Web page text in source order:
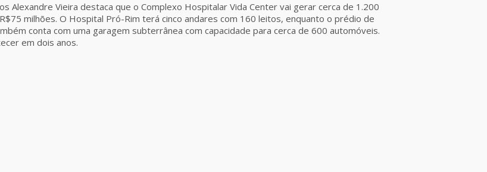
Alexandre Vieira destaca que o Complexo Hospitalar Vida Center vai gerar cerca de 1.200
milhões. O Hospital Pró-Rim terá cinco andares com 160 leitos, enquanto o prédio de
conta com uma garagem subterrânea com capacidade para cerca de 600 automóveis.
em dois anos.